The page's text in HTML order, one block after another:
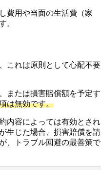
費用や当面の生活費（家
。
これは原則として心配不要
または損害賠償額を予定す
は無効です。
内容によっては有効とされ
生じた場合、損害賠償を請
、トラブル回避の最善策で